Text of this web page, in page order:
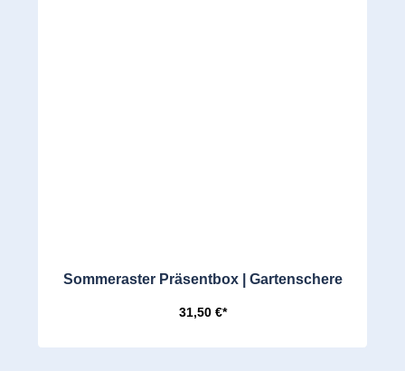
Sommeraster Präsentbox | Gartenschere
31,50 €*